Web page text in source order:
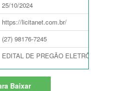
25/10/2024
https://licitanet.com.br/
(27) 98176-7245
EDITAL DE PREGÃO ELETRÔNICO
Baixar